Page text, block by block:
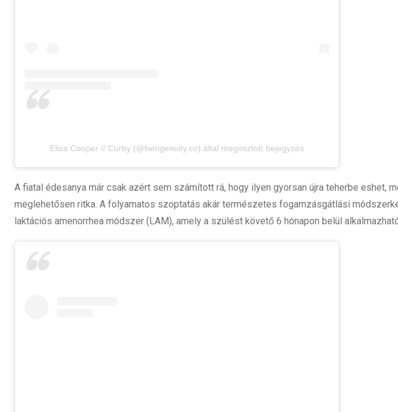
Eliza Cooper // Curby (@twingenuity.co) által megosztott bejegyzés
A fiatal édesanya már csak azért sem számított rá, hogy ilyen gyorsan újra teherbe eshet,
meglehetősen ritka. A folyamatos szoptatás akár természetes fogamzásgátlási
laktációs amenorrhea módszer (LAM), amely a szülést követő 6 hónapon belül